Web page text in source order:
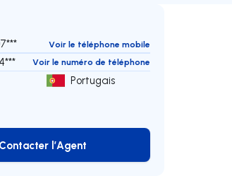
Voir le téléphone mobile
Voir le numéro de téléphone
Portugais
Contacter l’Agent
Contacter l’Agent